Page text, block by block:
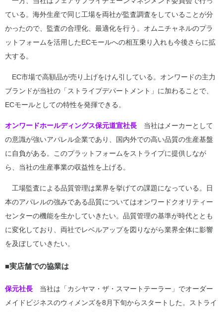
ている。海外生産で同じ工場を両社が監査調査をしていることが分
かったので、監査の合理化、最適化を行う。オムニチャネルのプラ
ットフォームを活用したECモールへの相互乗り入れも今後さらに拡
大する。
EC市場で高額品が売り上げをけん引している。オンワードの主力
ブランドが当社の「ストライプデパートメント」に加わることで、
ECモールとしての特性を発揮できる。
オンワードホールディングス保元道宣社長 当社はメーカーとして
の意識が強いアパレル企業であり、国内外での高い品質の生産基盤
に自負がある。このプラットフォームをストライプに提供しなが
ら、当社の生産事業の収益性を上げる。
工場監査による品質管理は業界を挙げての課題になっている。日
本のアパレルの強みである品質についてはオンワードクオリティー
センターの機能を生かしていきたい。品質管理の基準が時代ととも
に変化しており、両社でレベルアップを図りながら業界全体に影響
を及ぼしていきたい。
■実店舗での協業は
保元社長 当社は「カシヤマ・ザ・スマートテーラー」でオーダー
メイドビジネスのウィメンズを8月下旬からスタートした。ストライ